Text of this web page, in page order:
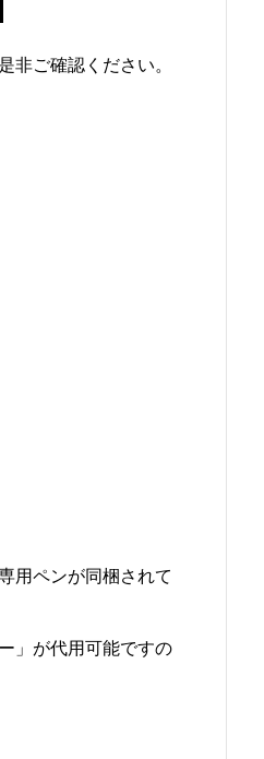
非ご確認ください。
用ペンが同梱されて
」が代用可能ですの